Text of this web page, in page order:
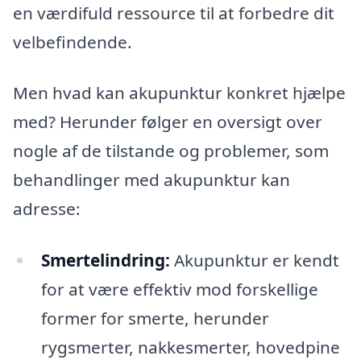
en værdifuld ressource til at forbedre dit
velbefindende.
Men hvad kan akupunktur konkret hjælpe
med? Herunder følger en oversigt over
nogle af de tilstande og problemer, som
behandlinger med akupunktur kan
adresse:
Smertelindring: Akupunktur er kendt
for at være effektiv mod forskellige
former for smerte, herunder
rygsmerter, nakkesmerter, hovedpine